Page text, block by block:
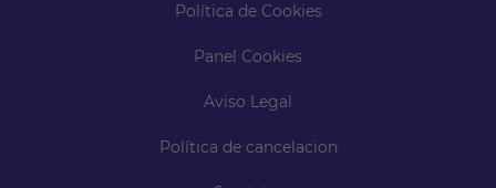
Política de Cookies
Panel Cookies
Aviso Legal
Política de cancelacion